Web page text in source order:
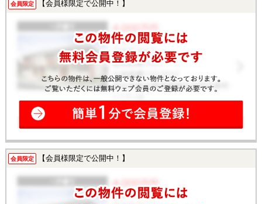
会員限定 【会員様限定で公開中！】
会員限定 【会員様限定で公開中！】